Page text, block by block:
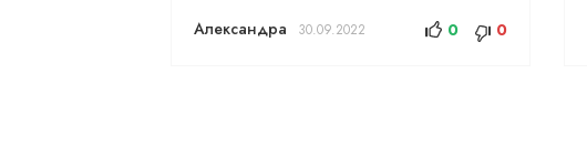
Александра 30.09.2022 0 0